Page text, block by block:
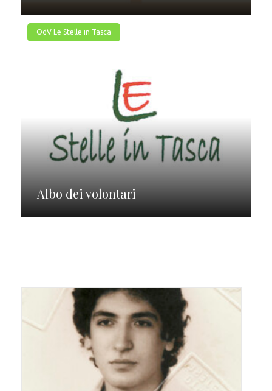
OdV Le Stelle in Tasca
Albo dei volontari